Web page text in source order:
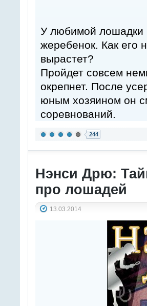
У любимой лошадки
жеребенок. Как его
вырастет?
Пройдет совсем
окрепнет. После
юным хозяином он
соревнований.
244
Нэнси Дрю:
про лошадей
13.03.2014